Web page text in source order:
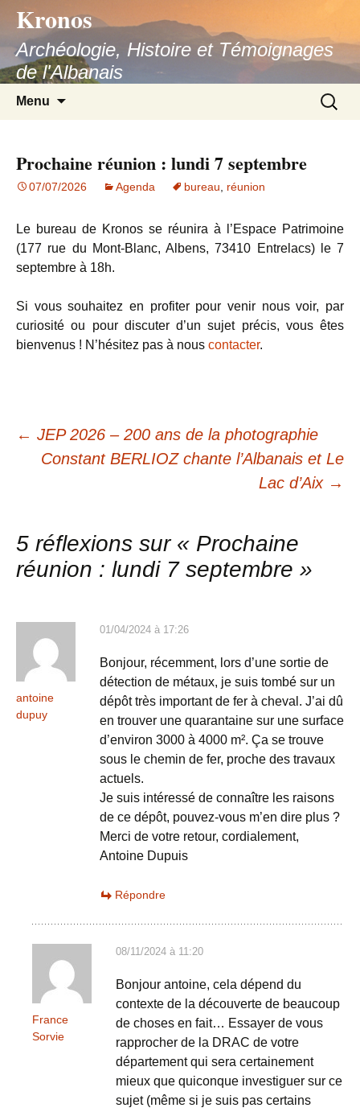
contenu
Kronos
Archéologie, Histoire et Témoignages
de l'Albanais
Menu
Prochaine réunion : lundi 7 septembre
07/07/2026 Agenda bureau réunion
Le bureau de Kronos se réunira à l’Espace Patrimoine
(177 rue du Mont-Blanc, Albens, 73410 Entrelacs) le 7
septembre à 18h.
Si vous souhaitez en profiter pour venir nous voir, par
curiosité ou pour discuter d’un sujet précis, vous êtes
bienvenus ! N’hésitez pas à nous contacter.
Navigation
articles
← JEP 2026 – 200 ans de la photographie
Constant BERLIOZ chante l’Albanais et Le
Lac d’Aix →
5 réflexions sur « Prochaine
réunion : lundi 7 septembre »
antoine
dupuy
01/04/2024 à 17:26
Bonjour, récemment, lors d’une sortie de
détection de métaux, je suis tombé sur un
dépôt très important de fer à cheval. J’ai dû
en trouver une quarantaine sur une surface
d’environ 3000 à 4000 m². Ça se trouve
sous le chemin de fer, proche des travaux
actuels.
Je suis intéressé de connaître les raisons
de ce dépôt, pouvez-vous m’en dire plus ?
Merci de votre retour, cordialement,
Antoine Dupuis
Répondre
France
Sorvie
08/11/2024 à 11:20
Bonjour antoine, cela dépend du
contexte de la découverte de beaucoup
de choses en fait… Essayer de vous
rapprocher de la DRAC de votre
département qui sera certainement
mieux que quiconque investiguer sur ce
sujet (même si je suis pas certains